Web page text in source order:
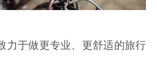
力于做更专业、更舒适的旅行